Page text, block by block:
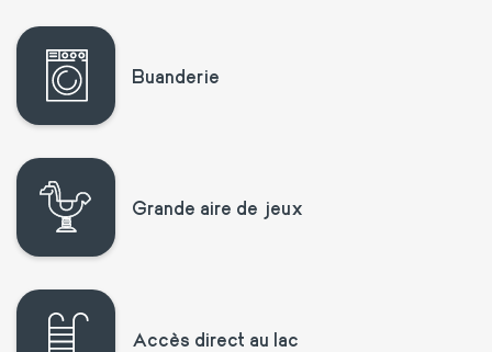
Buanderie
Grande aire de jeux
Accès direct au lac